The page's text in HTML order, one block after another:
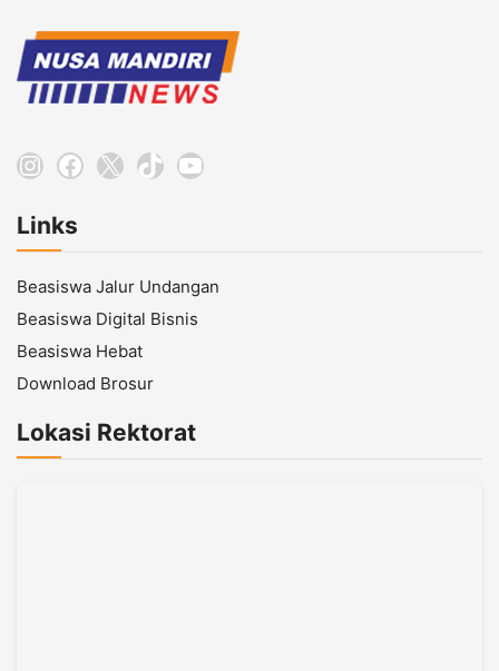
Instagram
Facebook
X TikTokYouTube
Links
Beasiswa Jalur Undangan
Beasiswa Digital Bisnis
Beasiswa Hebat
Download Brosur
Lokasi Rektorat